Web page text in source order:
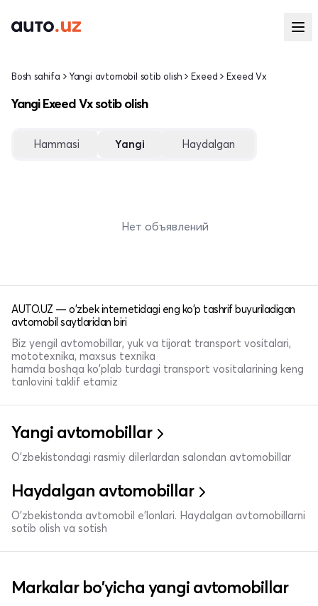
Bosh sahifa Yangi avtomobil sotib olish Exeed Exeed Vx
Yangi Exeed Vx sotib olish
Hammasi Yangi Haydalgan
Нет объявлений
AUTO.UZ — o'zbek internetidagi eng ko'p tashrif buyuriladigan
avtomobil saytlaridan biri
Biz yengil avtomobillar, yuk va tijorat transport vositalari,
mototexnika, maxsus texnika
hamda boshqa ko'plab turdagi transport vositalarining keng
tanlovini taklif etamiz
Yangi avtomobillar
O'zbekistondagi rasmiy dilerlardan salondan avtomobillar
Haydalgan avtomobillar
O'zbekistonda avtomobil e’lonlari. Haydalgan avtomobillarni
sotib olish va sotish
Markalar bo'yicha yangi avtomobillar